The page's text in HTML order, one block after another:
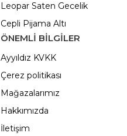
Leopar Saten Gecelik
Cepli Pijama Altı
ÖNEMLI BILGILER
Ayyıldız KVKK
Çerez politikası
Mağazalarımız
Hakkımızda
İletişim